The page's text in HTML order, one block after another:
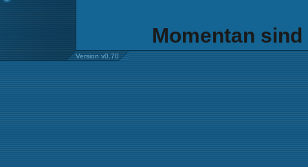
Momentan
Version v0.70